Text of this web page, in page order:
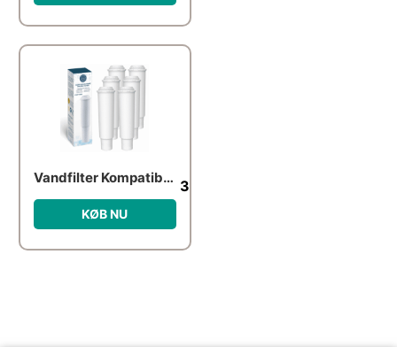
Vandfilter Kompatibelt med Jura Claris White – Pure Wave KWF-006 – 6 Stk. 381.00
KØB NU